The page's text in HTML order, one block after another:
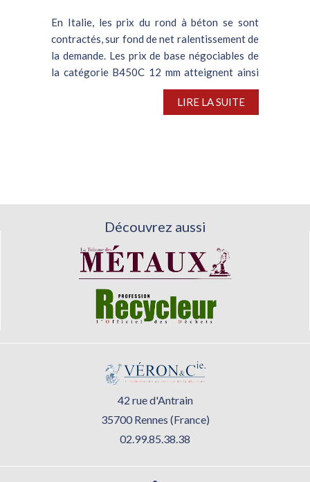
En Italie, les prix du rond à béton se sont
contractés, sur fond de net ralentissement de
la demande. Les prix de base négociables de
la catégorie B450C 12 mm atteignent ainsi
440-460 €/t départ usine (soit un prix
LIRE LA SUITE
Découvrez aussi
42 rue d'Antrain
35700 Rennes (France)
02.99.85.38.38